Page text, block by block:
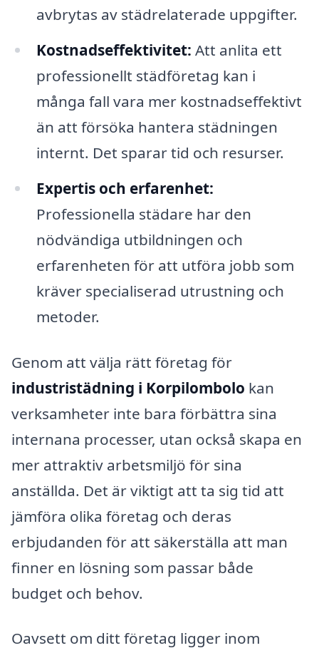
avbrytas av städrelaterade uppgifter.
Kostnadseffektivitet: Att anlita ett
professionellt städföretag kan i
många fall vara mer kostnadseffektivt
än att försöka hantera städningen
internt. Det sparar tid och resurser.
Expertis och erfarenhet:
Professionella städare har den
nödvändiga utbildningen och
erfarenheten för att utföra jobb som
kräver specialiserad utrustning och
metoder.
Genom att välja rätt företag för
industristädning i Korpilombolo kan
verksamheter inte bara förbättra sina
internana processer, utan också skapa en
mer attraktiv arbetsmiljö för sina
anställda. Det är viktigt att ta sig tid att
jämföra olika företag och deras
erbjudanden för att säkerställa att man
finner en lösning som passar både
budget och behov.
Oavsett om ditt företag ligger inom